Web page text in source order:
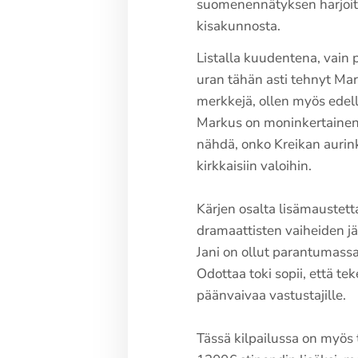
suomenennätyksen
kisakunnosta.
Listalla kuudentena, vain
uran tähän asti tehnyt
merkkejä, ollen myös
Markus on
nähdä, onko Kreikan
kirkkaisiin valoihin.
Kärjen osalta
dramaattisten vaiheiden
Jani on ollut
Odottaa toki sopii, että
päänvaivaa vastustajille.
Tässä kilpailussa on